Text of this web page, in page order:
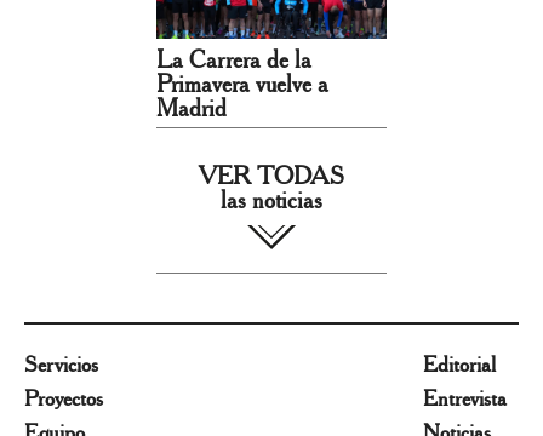
La Carrera de la
Primavera vuelve a
Madrid
VER TODAS
las noticias
Servicios
Proyectos
Editorial
Entrevista